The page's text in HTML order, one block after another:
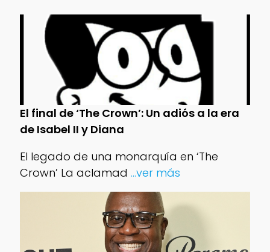
El final de ‘The Crown’: Un adiós a la era
de Isabel II y Diana
El legado de una monarquía en ‘The
Crown’ La aclamad ...ver más